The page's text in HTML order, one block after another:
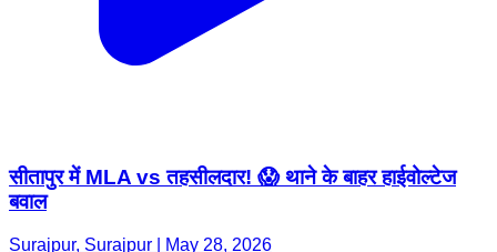
सीतापुर में MLA vs तहसीलदार! 😱 थाने के बाहर हाईवोल्टेज
बवाल
Surajpur, Surajpur | May 28, 2026